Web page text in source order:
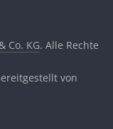
Co. KG. Alle Rechte
von